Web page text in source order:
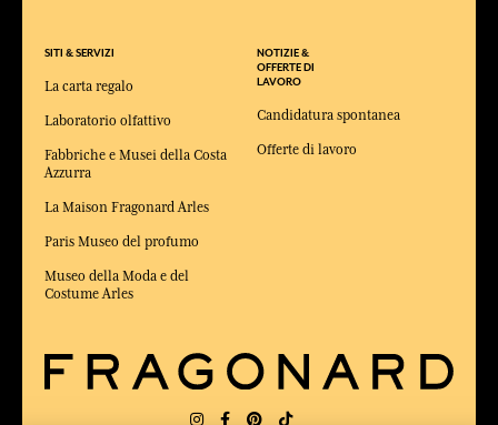
SITI & SERVIZI
La carta regalo
Laboratorio olfattivo
Fabbriche e Musei della Costa
Azzurra
La Maison Fragonard Arles
Paris Museo del profumo
Museo della Moda e del
Costume Arles
NOTIZIE &
OFFERTE DI
LAVORO
Candidatura spontanea
Offerte di lavoro